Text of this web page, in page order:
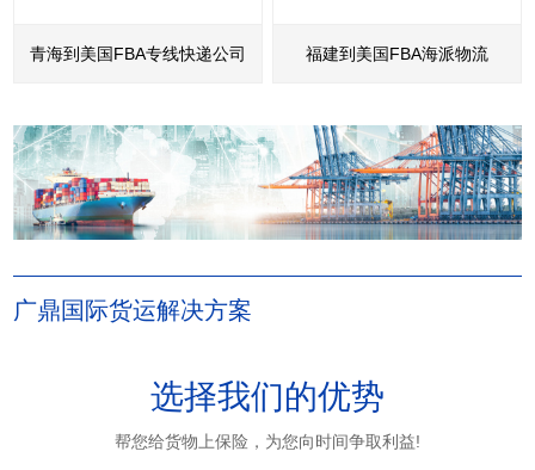
青海到美国FBA专线快递公司 福建到美国FBA海派物流
广鼎国际货运解决方案
选择我们的优势
帮您给货物上保险，为您向时间争取利益!